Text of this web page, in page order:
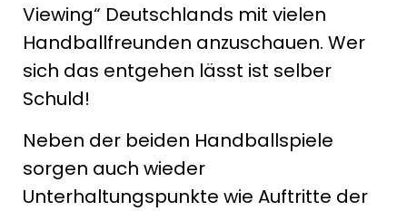
Viewing“ Deutschlands mit vielen
Handballfreunden anzuschauen. Wer
sich das entgehen lässt ist selber
Schuld!
Neben der beiden Handballspiele
sorgen auch wieder
Unterhaltungspunkte wie Auftritte der